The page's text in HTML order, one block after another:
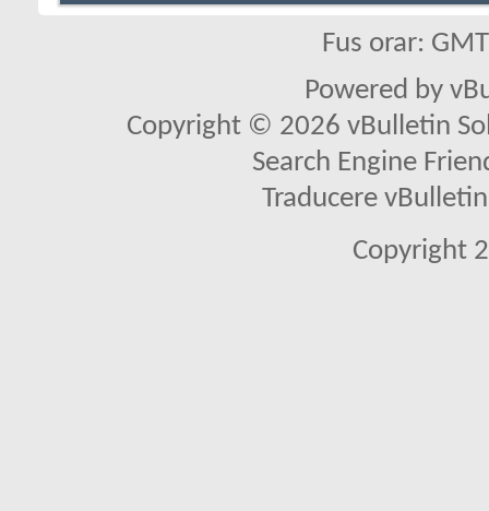
Fus orar:
Powered by
Copyright © 2026 vBulletin
Search Engine
Traducere
Copyright